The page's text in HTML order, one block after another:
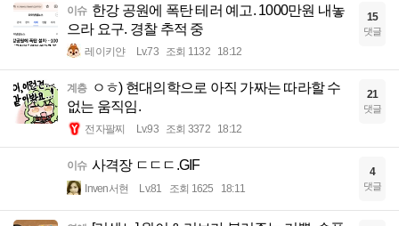
이슈 한강 공원에 폭탄 테러 예고. 1000만원 내놓
으라 요구. 경찰 추적 중
레이키얀 Lv.73 조회 1132 18:12
15
댓글
계층
ㅇㅎ) 현대의학으로 아직 가짜는 따라할 수
없는 움직임.
전자팔찌 Lv.93 조회 3372 18:12
21
댓글
이슈 사격장 ㄷㄷㄷ.GIF
Inven서현 Lv.81 조회 1625 18:11
4
댓글